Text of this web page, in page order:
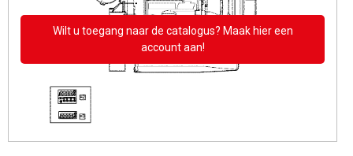
Wilt u toegang naar de catalogus? Maak hier een
account aan!